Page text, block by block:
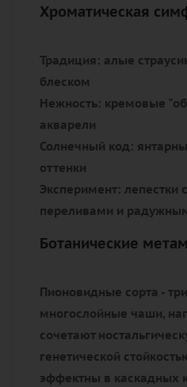
Хроматическая
Традиция: алые
блеском
Нежность: кремовые
акварели
Солнечный код:
оттенки
Эксперимент: лепестки
переливами и
Ботанические
Пионовидные сорта -
многослойные чаши,
сочетают
генетической
эффектны в каскадных